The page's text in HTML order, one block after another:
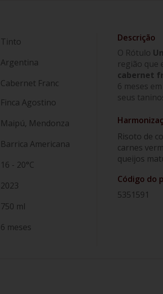
Tinto
Argentina
Cabernet Franc
Finca Agostino
Maipú, Mendonza
Barrica Americana
16 - 20°C
2023
750 ml
6 meses
O Rótulo
região que
cabernet
6 meses
seus
Risoto de
carnes
queijos
Código do
5351591